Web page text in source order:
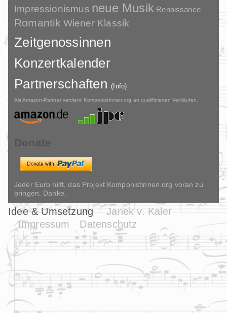
Impressionismus neue Musik Renaissance
Romantik Wiener Klassik
Zeitgenossinnen
Konzertkalender
Partnerschaften(Info)
Als Amazon-Partner verdient Komponistinnen.org an qualifizierten Verkäufen.
Donate
Jeder Euro hilft, das Projekt Komponistinnen.org voran zu
bringen. Danke.
Idee & Umsetzung
Janek v. Kaler
Impressum
Datenschutz